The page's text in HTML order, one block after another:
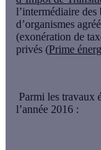
l’intermédiaire
d’organismes
(exonération de
privés (Prime
Parmi les travaux
l’année 2016 :